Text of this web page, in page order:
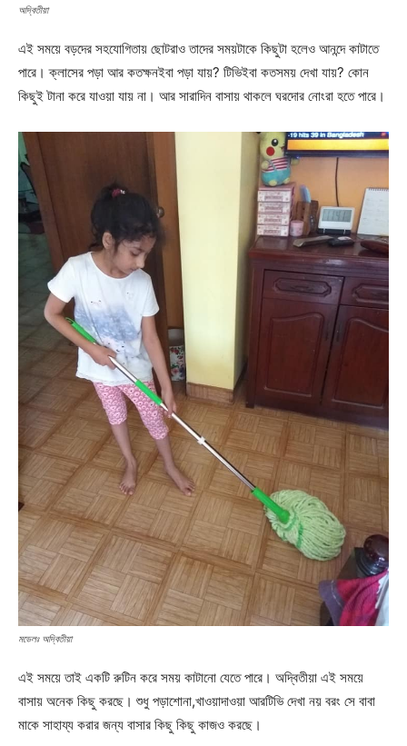
অদ্বিতীয়া
এই সময়ে বড়দের সহযোগিতায় ছোটরাও তাদের সময়টাকে কিছুটা হলেও আনন্দে কাটাতে
পারে। ক্লাসের পড়া আর কতক্ষনইবা পড়া যায়? টিভিইবা কতসময় দেখা যায়? কোন
কিছুই টানা করে যাওয়া যায় না। আর সারাদিন বাসায় থাকলে ঘরদোর নোংরা হতে পারে।
মডেলঃ অদ্বিতীয়া
এই সময়ে তাই একটি রুটিন করে সময় কাটানো যেতে পারে। অদ্বিতীয়া এই সময়ে
বাসায় অনেক কিছু করছে। শুধু পড়াশোনা,খাওয়াদাওয়া আরটিভি দেখা নয় বরং সে বাবা
মাকে সাহায্য করার জন্য বাসার কিছু কিছু কাজও করছে।